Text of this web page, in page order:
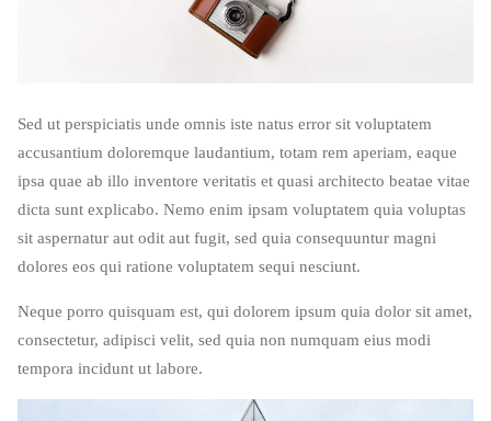
Sed ut perspiciatis unde omnis iste natus error sit voluptatem
accusantium doloremque laudantium, totam rem aperiam, eaque
ipsa quae ab illo inventore veritatis et quasi architecto beatae vitae
dicta sunt explicabo. Nemo enim ipsam voluptatem quia voluptas
sit aspernatur aut odit aut fugit, sed quia consequuntur magni
dolores eos qui ratione voluptatem sequi nesciunt.
Neque porro quisquam est, qui dolorem ipsum quia dolor sit amet,
consectetur, adipisci velit, sed quia non numquam eius modi
tempora incidunt ut labore.